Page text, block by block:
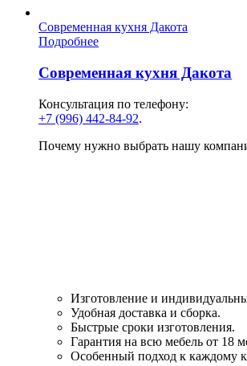
Современная кухня Дакота
Подробнее
Современная кухня Дакота
Консультация по телефону:
+7 (996) 442-84-92.
Почему нужно выбрать нашу
Изготовление и
Удобная доставка и сборка.
Быстрые сроки изготовления.
Гарантия на всю мебель от 18
Особенный подход к каждому